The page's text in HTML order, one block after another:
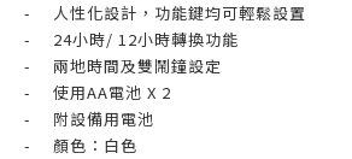
-
人性化設計，功能鍵均可輕鬆設置
-
24小時/ 12小時轉換功能
-
兩地時間及雙鬧鐘設定
-
使用AA電池 X 2
-
附設備用電池
-
顏色：白色